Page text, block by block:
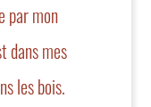
par mon
dans mes
les bois.